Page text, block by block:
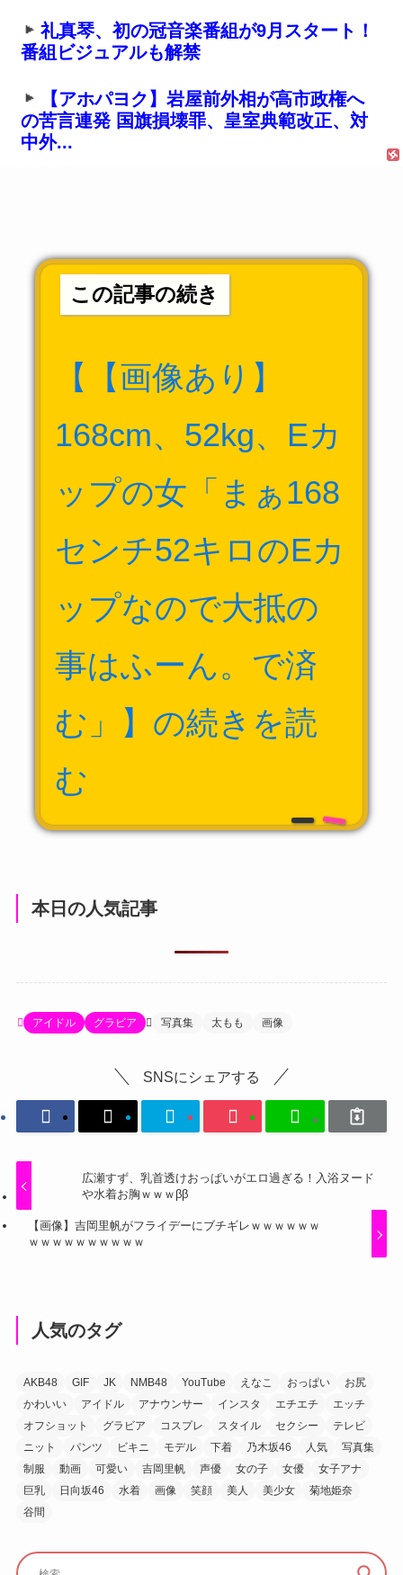
礼真琴、初の冠音楽番組が9月スタート！
番組ビジュアルも解禁
【アホパヨク】岩屋前外相が高市政権へ
の苦言連発 国旗損壊罪、皇室典範改正、対
中外...
この記事の続き
【【画像あり】
168cm、52kg、Eカ
ップの女「まぁ168
センチ52キロのEカ
ップなので大抵の
事はふーん。で済
む」】の続きを読
む
本日の人気記事
アイドル グラビア 写真集 太もも 画像
SNSにシェアする
広瀬すず、乳首透けおっぱいがエロ過ぎる！入浴ヌード
や水着お胸ｗｗｗββ
【画像】吉岡里帆がフライデーにブチギレｗｗｗｗｗｗ
ｗｗｗｗｗｗｗｗｗｗ
人気のタグ
AKB48 GIF JK NMB48 YouTube えなこ おっぱい
お尻
かわいい
アイドル アナウンサー インスタ エチエチ
エッチ
オフショット
グラビア コスプレ スタイル セクシー
テレビ
ニット
パンツ ビキニ モデル 下着 乃木坂46 人気
写真集
制服
動画 可愛い 吉岡里帆 声優 女の子 女優
女子アナ
巨乳
日向坂46 水着 画像 笑顔 美人 美少女
菊地姫奈
谷間